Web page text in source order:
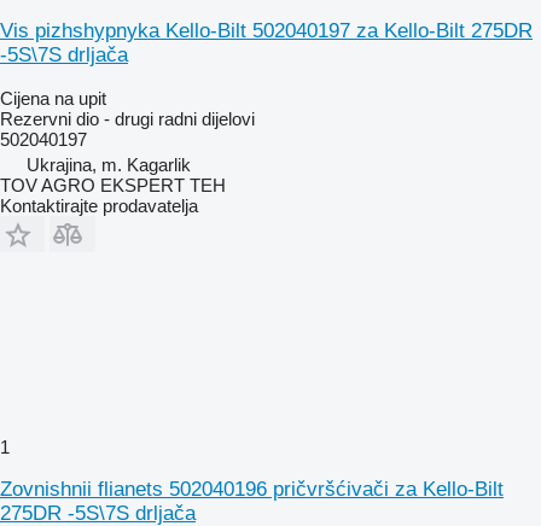
Vis pizhshypnyka Kello-Bilt 502040197 za Kello-Bilt 275DR
-5S\7S drljača
Cijena na upit
Rezervni dio - drugi radni dijelovi
502040197
Ukrajina, m. Kagarlik
TOV AGRO EKSPERT TEH
Kontaktirajte prodavatelja
1
Zovnishnii flianets 502040196 pričvršćivači za Kello-Bilt
275DR -5S\7S drljača